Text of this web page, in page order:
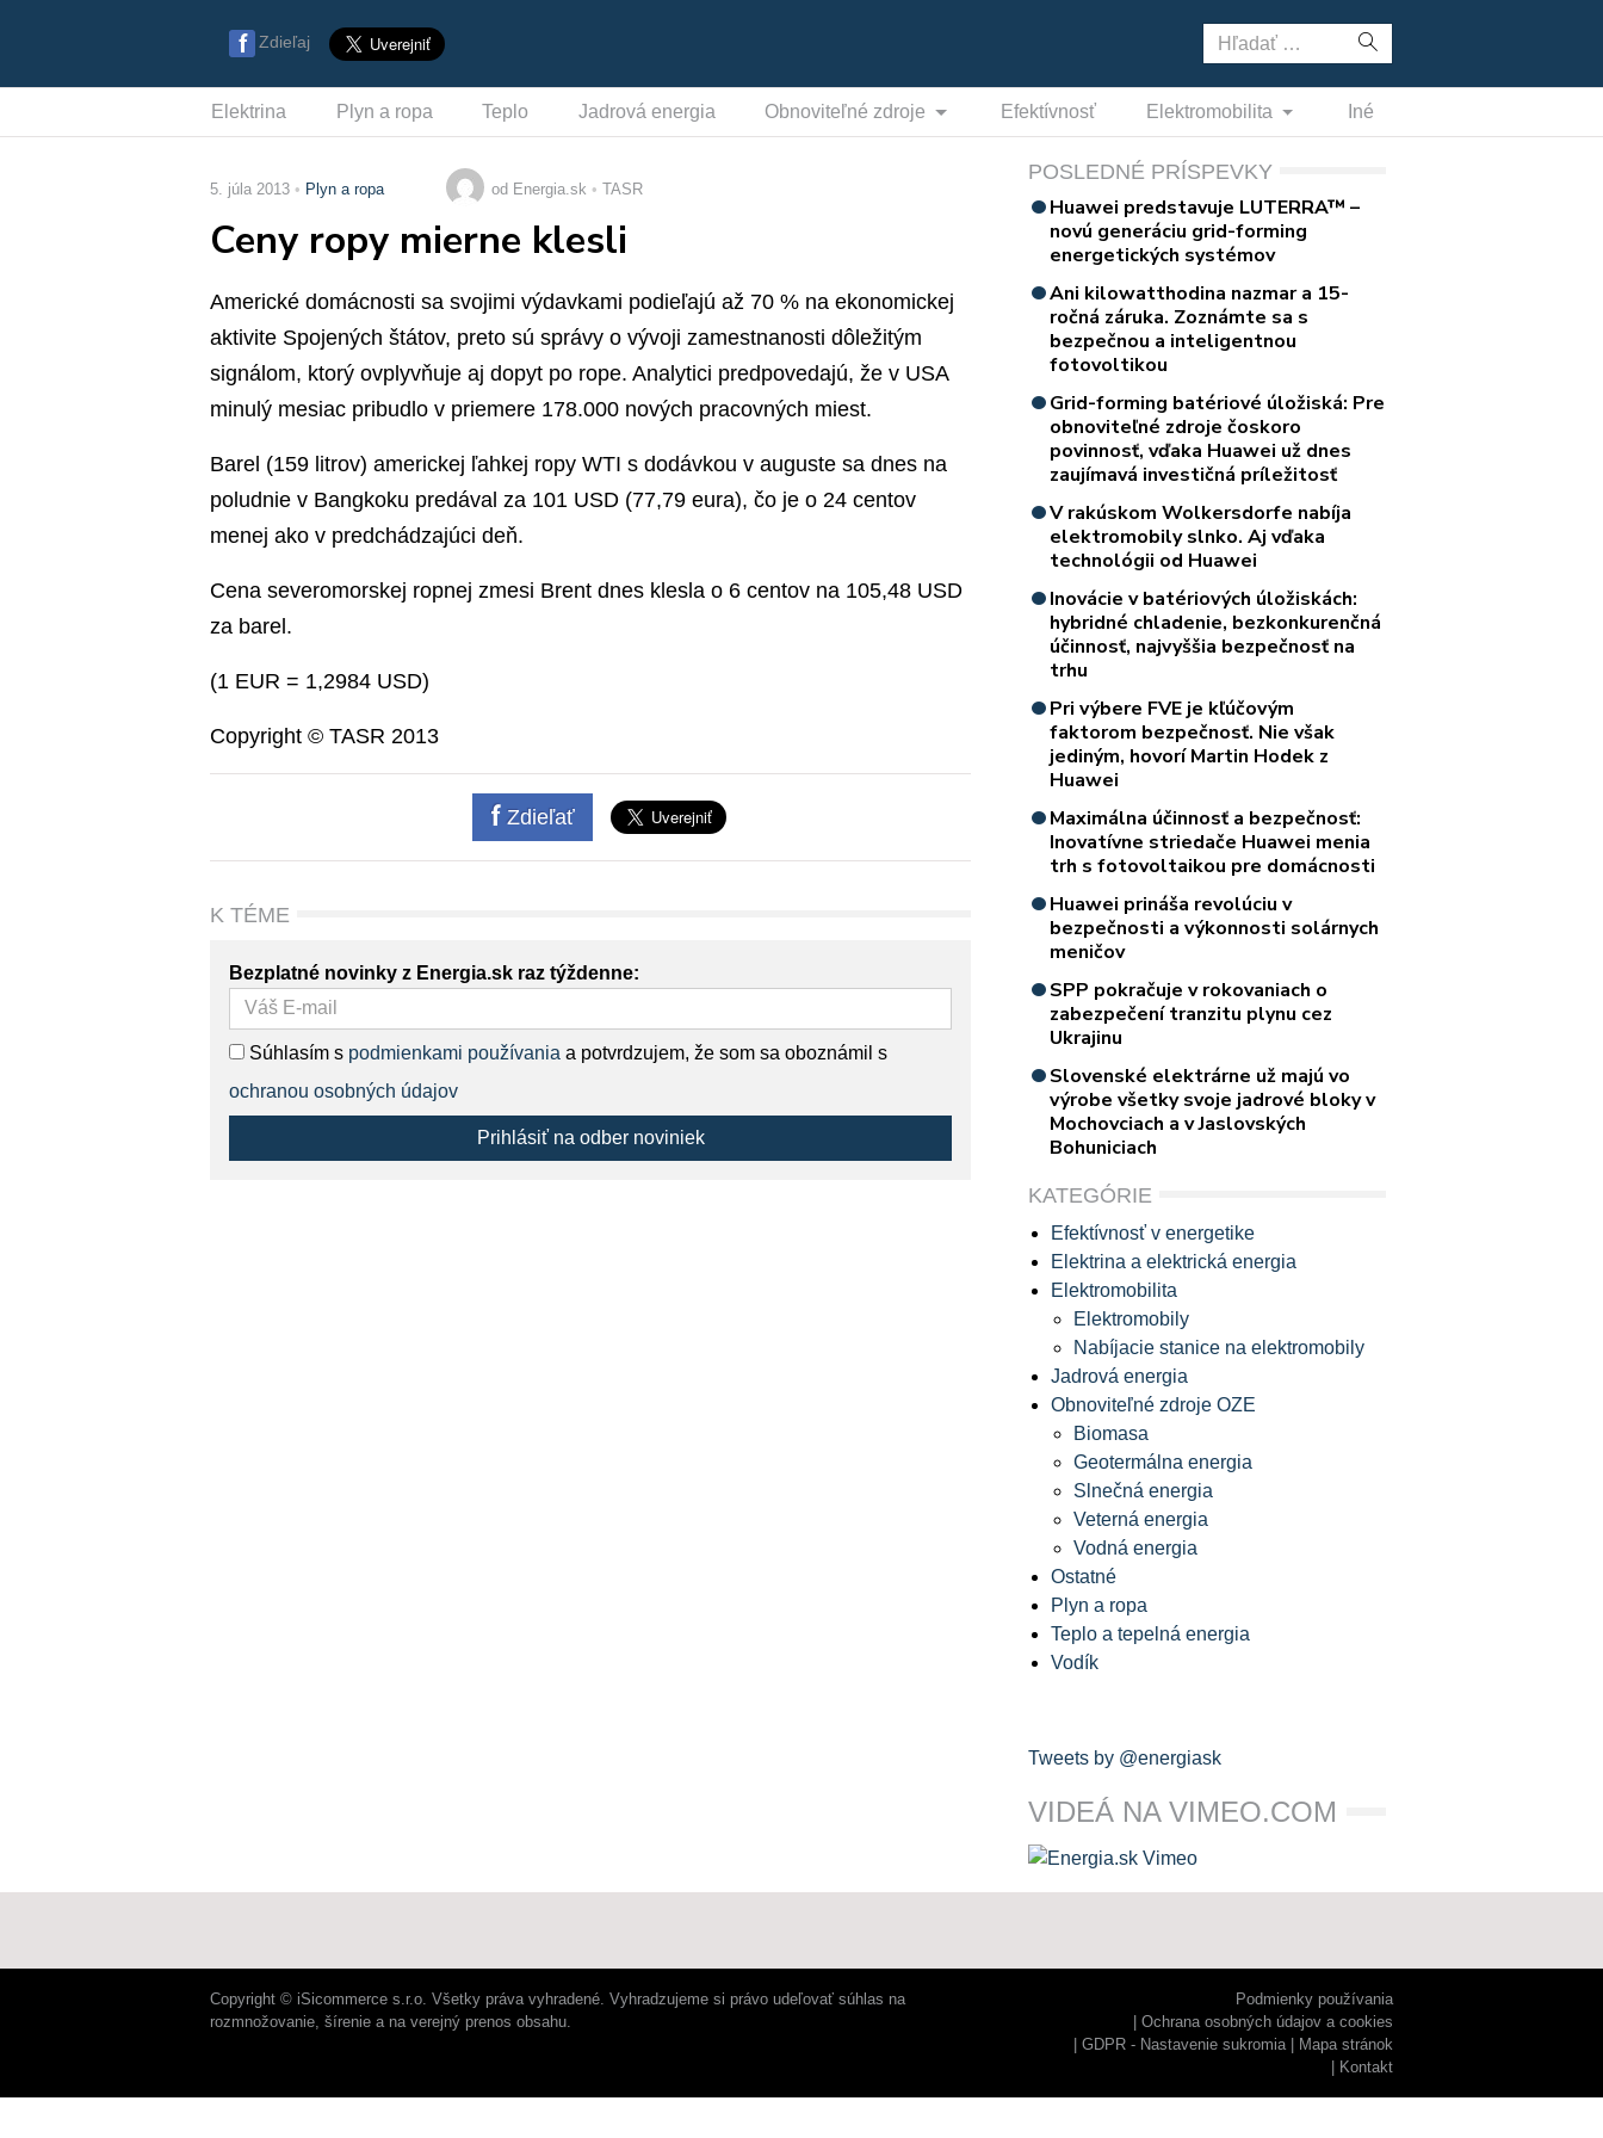
Zdieľaj Hľadať:
Elektrina Plyn a ropa Teplo Jadrová energia Obnoviteľné zdroje Efektívnosť Elektromobilita Iné
5. júla 2013 Plyn a ropa od Energia.sk TASR
Ceny ropy mierne klesli
Americké domácnosti sa svojimi výdavkami podieľajú až 70 % na ekonomickej
aktivite Spojených štátov, preto sú správy o vývoji zamestnanosti dôležitým
signálom, ktorý ovplyvňuje aj dopyt po rope. Analytici predpovedajú, že v USA
minulý mesiac pribudlo v priemere 178.000 nových pracovných miest.
Barel (159 litrov) americkej ľahkej ropy WTI s dodávkou v auguste sa dnes na
poludnie v Bangkoku predával za 101 USD (77,79 eura), čo je o 24 centov
menej ako v predchádzajúci deň.
Cena severomorskej ropnej zmesi Brent dnes klesla o 6 centov na 105,48 USD
za barel.
(1 EUR = 1,2984 USD)
Copyright © TASR 2013
Zdieľať
K TÉME
Bezplatné novinky z Energia.sk raz týždenne:
Súhlasím s podmienkami používania a potvrdzujem, že som sa oboznámil s
ochranou osobných údajov
Prihlásiť na odber noviniek
POSLEDNÉ PRÍSPEVKY
Huawei predstavuje LUTERRA™ –
novú generáciu grid-forming
energetických systémov
Ani kilowatthodina nazmar a 15-
ročná záruka. Zoznámte sa s
bezpečnou a inteligentnou
fotovoltikou
Grid-forming batériové úložiská: Pre
obnoviteľné zdroje čoskoro
povinnosť, vďaka Huawei už dnes
zaujímavá investičná príležitosť
V rakúskom Wolkersdorfe nabíja
elektromobily slnko. Aj vďaka
technológii od Huawei
Inovácie v batériových úložiskách:
hybridné chladenie, bezkonkurenčná
účinnosť, najvyššia bezpečnosť na
trhu
Pri výbere FVE je kľúčovým
faktorom bezpečnosť. Nie však
jediným, hovorí Martin Hodek z
Huawei
Maximálna účinnosť a bezpečnosť:
Inovatívne striedače Huawei menia
trh s fotovoltaikou pre domácnosti
Huawei prináša revolúciu v
bezpečnosti a výkonnosti solárnych
meničov
SPP pokračuje v rokovaniach o
zabezpečení tranzitu plynu cez
Ukrajinu
Slovenské elektrárne už majú vo
výrobe všetky svoje jadrové bloky v
Mochovciach a v Jaslovských
Bohuniciach
KATEGÓRIE
Efektívnosť v energetike
Elektrina a elektrická energia
Elektromobilita
Elektromobily
Nabíjacie stanice na elektromobily
Jadrová energia
Obnoviteľné zdroje OZE
Biomasa
Geotermálna energia
Slnečná energia
Veterná energia
Vodná energia
Ostatné
Plyn a ropa
Teplo a tepelná energia
Vodík
Tweets by @energiask
VIDEÁ NA VIMEO.COM
Copyright © iSicommerce s.r.o. Všetky práva vyhradené. Vyhradzujeme si právo udeľovať súhlas na
rozmnožovanie, šírenie a na verejný prenos obsahu.
Podmienky používania
Ochrana osobných údajov a cookies
GDPR - Nastavenie sukromia
Mapa stránok
Kontakt